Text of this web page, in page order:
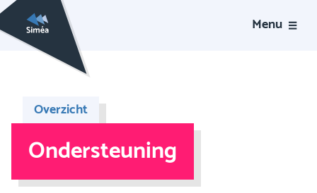
Menu
Overzicht
Ondersteuning